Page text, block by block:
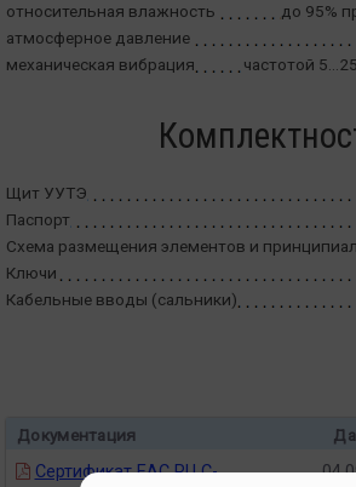
относительная влажность
до 95%
атмосферное давление
механическая вибрация
частотой
Щит УУТЭ
Паспорт
Схема размещения элементов и
Ключи
Кабельные вводы (сальники)
Документация
Сертификат EAC RU C-